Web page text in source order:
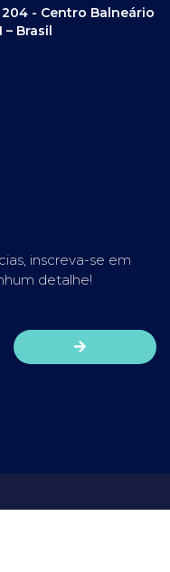
204 - Centro Balneário
– Brasil
inscreva-se em
detalhe!